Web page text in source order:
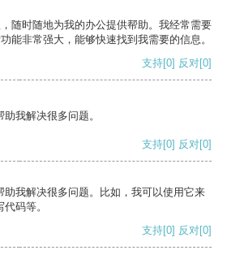
随时随地为我的办公提供帮助。我经常需要
能非常强大，能够快速找到我需要的信息。
支持[0] 反对[0]
我解决很多问题。
支持[0] 反对[0]
助我解决很多问题。比如，我可以使用它来
码等。
支持[0] 反对[0]